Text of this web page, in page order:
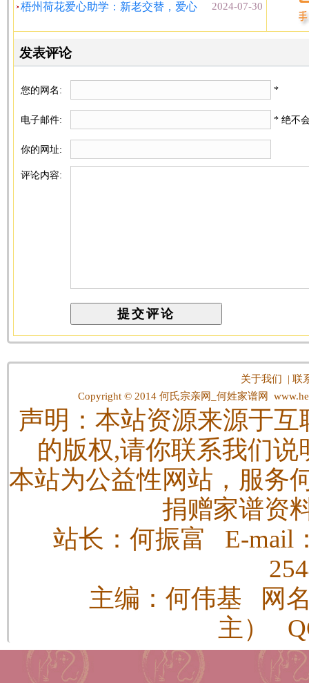
2024-07-30
梧州荷花爱心助学：新老交替，爱心
发表评论
您的网名: *
电子邮件: * 绝不
你的网址:
评论内容:
关于我们 |联
Copyright © 2014 何氏宗亲网_何姓家谱网
声明：本站资源来源于
的版权,请你联系我们
本站为公益性网站，服务
捐赠家谱资
站长：何振富 E-mail
主编：何伟基 网
主）